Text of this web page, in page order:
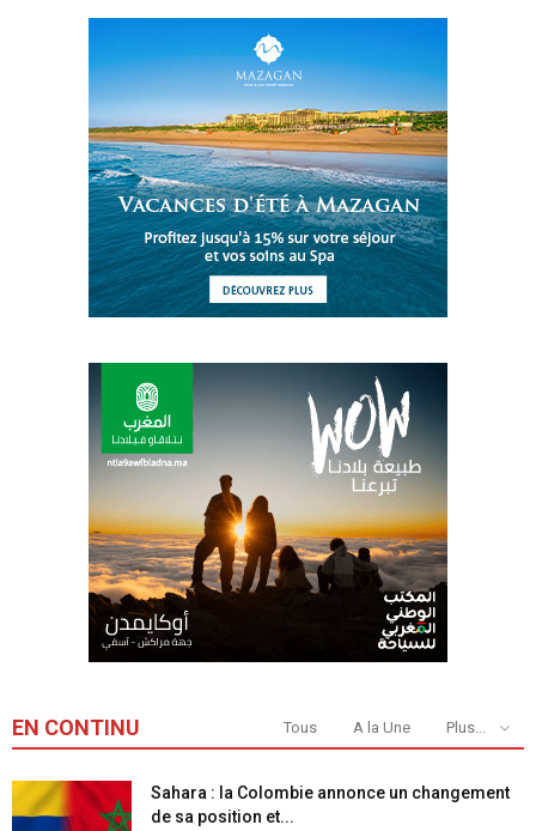
EN CONTINU Tous A la Une Plus...
Sahara : la Colombie annonce un changement
de sa position et...